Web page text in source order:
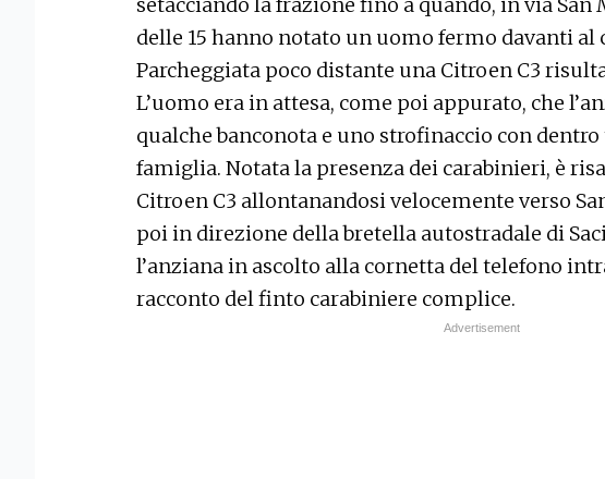
setacciando la frazione fino a quando, in via
delle 15 hanno notato un uomo fermo davanti al
Parcheggiata poco distante una Citroen C3
L’uomo era in attesa, come poi appurato, che
qualche banconota e uno strofinaccio con
famiglia. Notata la presenza dei carabinieri, è
Citroen C3 allontanandosi velocemente verso
poi in direzione della bretella autostradale di
l’anziana in ascolto alla cornetta del telefono
racconto del finto carabiniere complice.